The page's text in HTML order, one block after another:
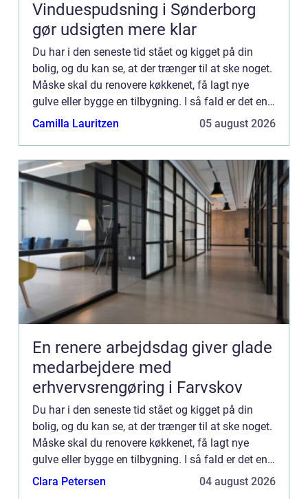
Vinduespudsning i Sønderborg
gør udsigten mere klar
Du har i den seneste tid stået og kigget på din
bolig, og du kan se, at der trænger til at ske noget.
Måske skal du renovere køkkenet, få lagt nye
gulve eller bygge en tilbygning. I så fald er det en
god idé at hyre en dygtig tømrer til at hjælpe dig...
Camilla Lauritzen 05 august 2026
En renere arbejdsdag giver glade
medarbejdere med
erhvervsrengøring i Farvskov
Du har i den seneste tid stået og kigget på din
bolig, og du kan se, at der trænger til at ske noget.
Måske skal du renovere køkkenet, få lagt nye
gulve eller bygge en tilbygning. I så fald er det en
god idé at hyre en dygtig tømrer til at hjælpe dig...
Clara Petersen 04 august 2026